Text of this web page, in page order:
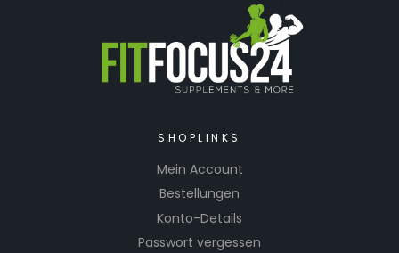
SHOPLINKS
Mein Account
Bestellungen
Konto-Details
Passwort vergessen